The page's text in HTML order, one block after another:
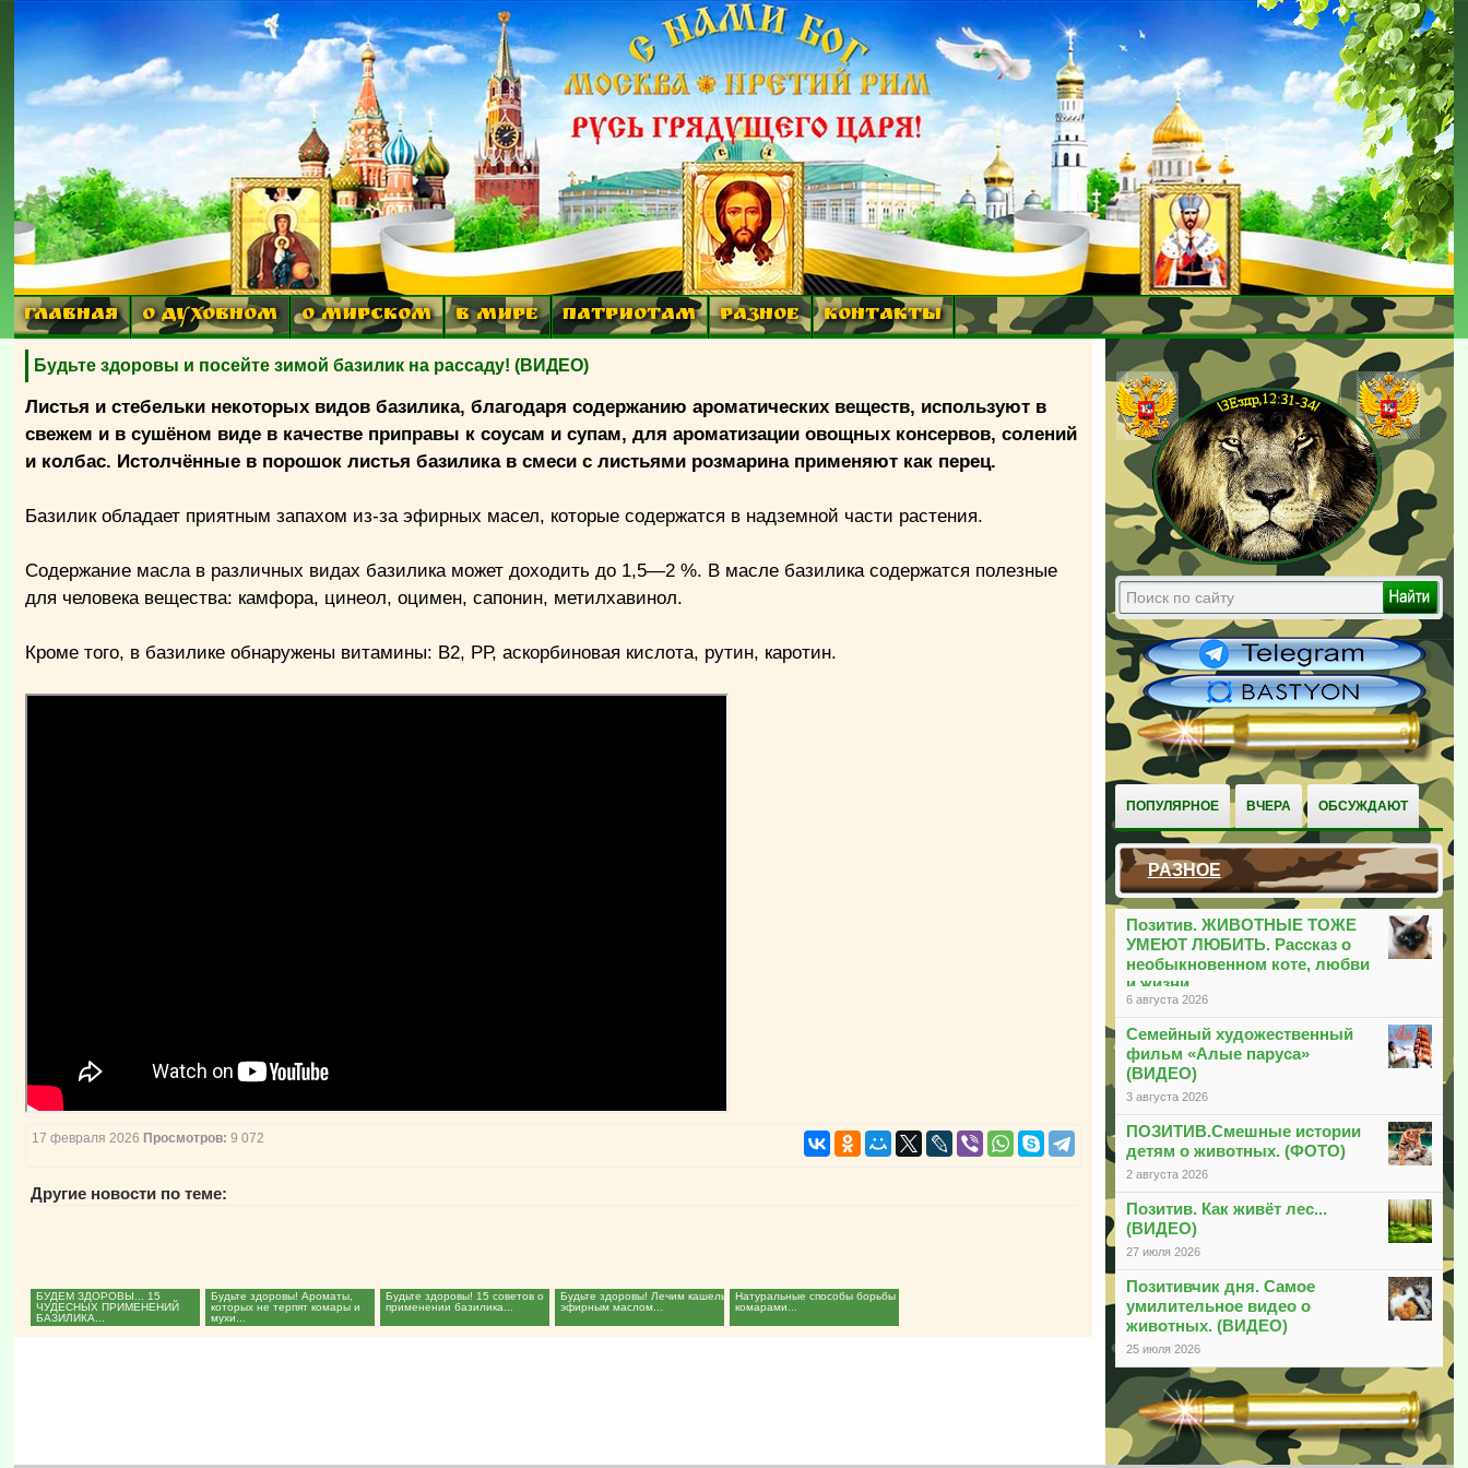
ГЛАВНАЯ О ДУХОВНОМ О МИРСКОМ В МИРЕ ПАТРИОТАМ РАЗНОЕ КОНТАКТЫ
ПОПУЛЯРНОЕ ВЧЕРА ОБСУЖДАЮТ
РАЗНОЕ
Позитив. ЖИВОТНЫЕ ТОЖЕ
УМЕЮТ ЛЮБИТЬ. Рассказ о
необыкновенном коте, любви
и жизни
6 августа 2026
Семейный художественный
фильм «Алые паруса»
(ВИДЕО)
3 августа 2026
ПОЗИТИВ.Смешные истории
детям о животных. (ФОТО)
2 августа 2026
Позитив. Как живёт лес...
(ВИДЕО)
27 июля 2026
Позитивчик дня. Самое
умилительное видео о
животных. (ВИДЕО)
25 июля 2026
Будьте здоровы и посейте зимой базилик на рассаду! (ВИДЕО)
Листья и стебельки некоторых видов базилика, благодаря содержанию ароматических веществ, используют в
свежем и в сушёном виде в качестве приправы к соусам и супам, для ароматизации овощных консервов, солений
и колбас. Истолчённые в порошок листья базилика в смеси с листьями розмарина применяют как перец.
Базилик обладает приятным запахом из-за эфирных масел, которые содержатся в надземной части растения.
Содержание масла в различных видах базилика может доходить до 1,5—2 %. В масле базилика содержатся полезные
для человека вещества: камфора, цинеол, оцимен, сапонин, метилхавинол.
Кроме того, в базилике обнаружены витамины: B2, РР, аскорбиновая кислота, рутин, каротин.
17 февраля 2026 Просмотров: 9 072
Другие новости по теме:
БУДЕМ ЗДОРОВЫ... 15
ЧУДЕСНЫХ ПРИМЕНЕНИЙ
БАЗИЛИКА...
Будьте здоровы! Ароматы,
которых не терпят комары и
мухи...
Будьте здоровы! 15 советов о
применении базилика...
Будьте здоровы! Лечим кашель
эфирным маслом...
Натуральные способы борьбы с
комарами...